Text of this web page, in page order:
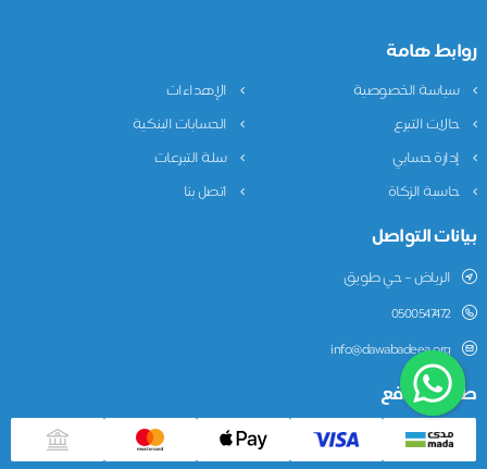
روابط هامة
سياسة الخصوصية
الإهداءات
حالات التبرع
الحسابات البنكية
إدارة حسابي
سلة التبرعات
حاسبة الزكاة
اتصل بنا
بيانات التواصل
الرياض – حي طويق
0500547472
info@dawabadeea.org
طريقة الدفع